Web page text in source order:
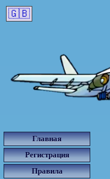
🇬🇧
Главная
Регистрация
Правила